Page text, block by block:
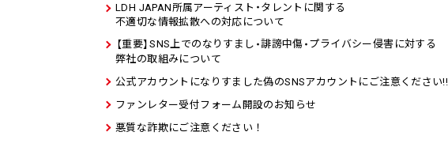
LDH JAPAN所属アーティスト・タレントに関する
不適切な情報拡散への対応について
【重要】SNS上でのなりすまし・誹謗中傷・プライバシー侵害に対する
弊社の取組みについて
公式アカウントになりすました偽のSNSアカウントにご注意ください!!
ファンレター受付フォーム開設のお知らせ
悪質な詐欺にご注意ください！